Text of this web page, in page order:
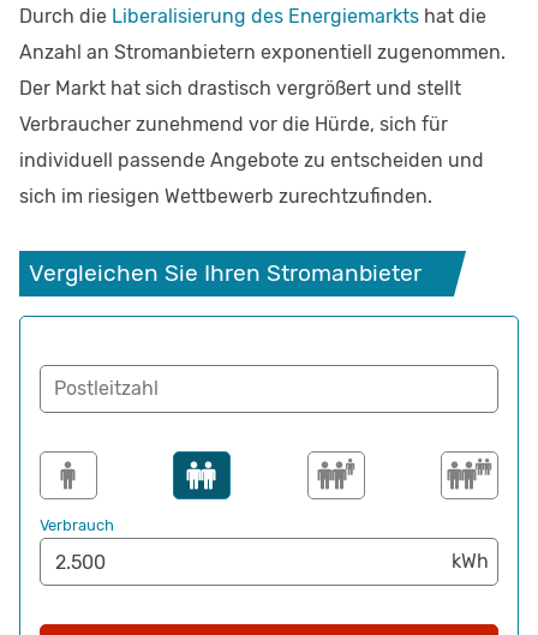
Durch die Liberalisierung des Energiemarkts hat die
Anzahl an Stromanbietern exponentiell zugenommen.
Der Markt hat sich drastisch vergrößert und stellt
Verbraucher zunehmend vor die Hürde, sich für
individuell passende Angebote zu entscheiden und
sich im riesigen Wettbewerb zurechtzufinden.
Vergleichen Sie Ihren Stromanbieter
Postleitzahl
Verbrauch